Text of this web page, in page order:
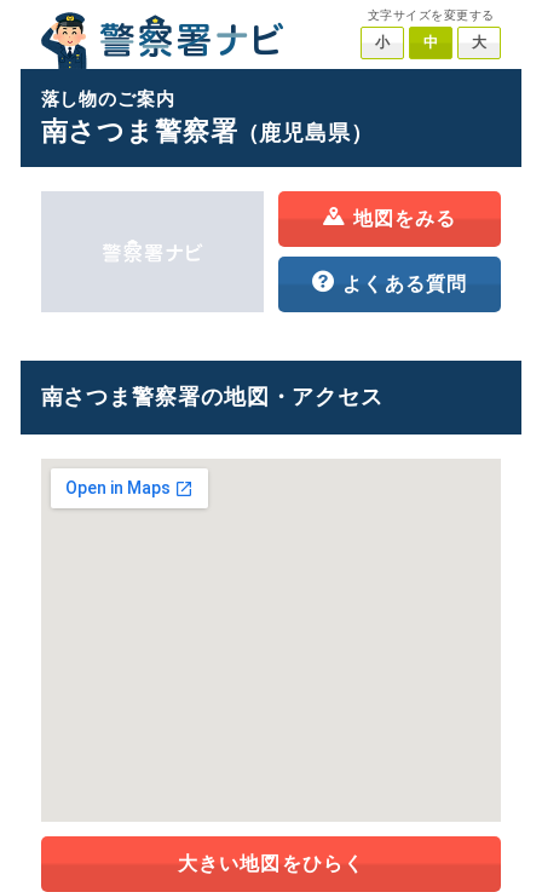
文字サイズを変更する
小 中 大
落し物のご案内
南さつま警察署（鹿児島県）
地図をみる
よくある質問
南さつま警察署の地図・アクセス
大きい地図をひらく